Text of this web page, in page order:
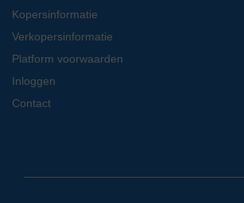
Kopersinformatie
Verkopersinformatie
Platform voorwaarden
Inloggen
Contact